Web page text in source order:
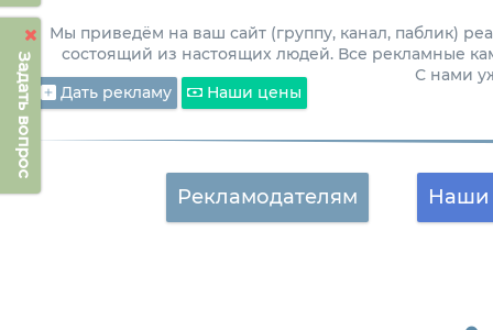
Задать вопрос
Мы приведём на ваш сайт (группу, канал, паблик)
состоящий из настоящих людей. Все рекламные
С нами
Дать рекламу
Наши цены
Рекламодателям Наши